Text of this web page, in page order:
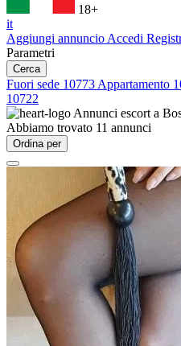
18+
it
Aggiungi annuncio Accedi
Parametri
Cerca
Fuori sede 10773 Appartamento
10722
Annunci escort a
Abbiamo trovato 11 annunci
Ordina per